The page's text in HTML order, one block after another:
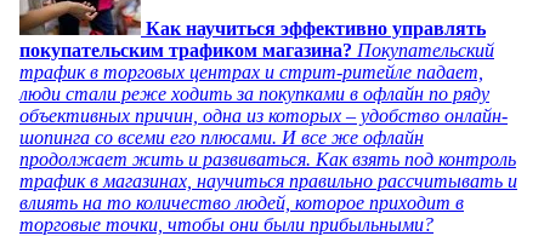
Как научиться эффективно управлять
покупательским трафиком магазина? Покупательский
трафик в торговых центрах и стрит-ритейле падает,
люди стали реже ходить за покупками в офлайн по ряду
объективных причин, одна из которых – удобство онлайн-
шопинга со всеми его плюсами. И все же офлайн
продолжает жить и развиваться. Как взять под контроль
трафик в магазинах, научиться правильно рассчитывать и
влиять на то количество людей, которое приходит в
торговые точки, чтобы они были прибыльными?